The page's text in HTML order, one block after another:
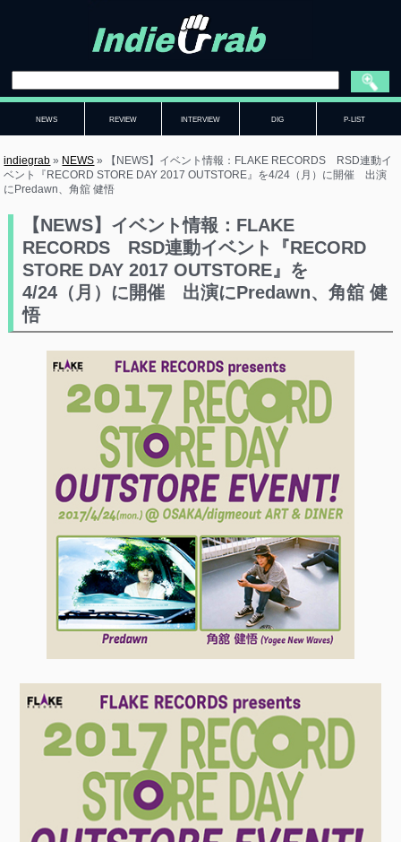
NEWS REVIEW INTERVIEW DIG P-LIST
indiegrab » NEWS »
【NEWS】イベント情報：FLAKE RECORDS RSD連動イ
ベント『RECORD STORE DAY 2017 OUTSTORE』を4/24（月）に開催 出演
にPredawn、角舘 健悟
【NEWS】イベント情報：FLAKE
RECORDS RSD連動イベント『RECORD
STORE DAY 2017 OUTSTORE』を
4/24（月）に開催 出演にPredawn、角舘 健
悟